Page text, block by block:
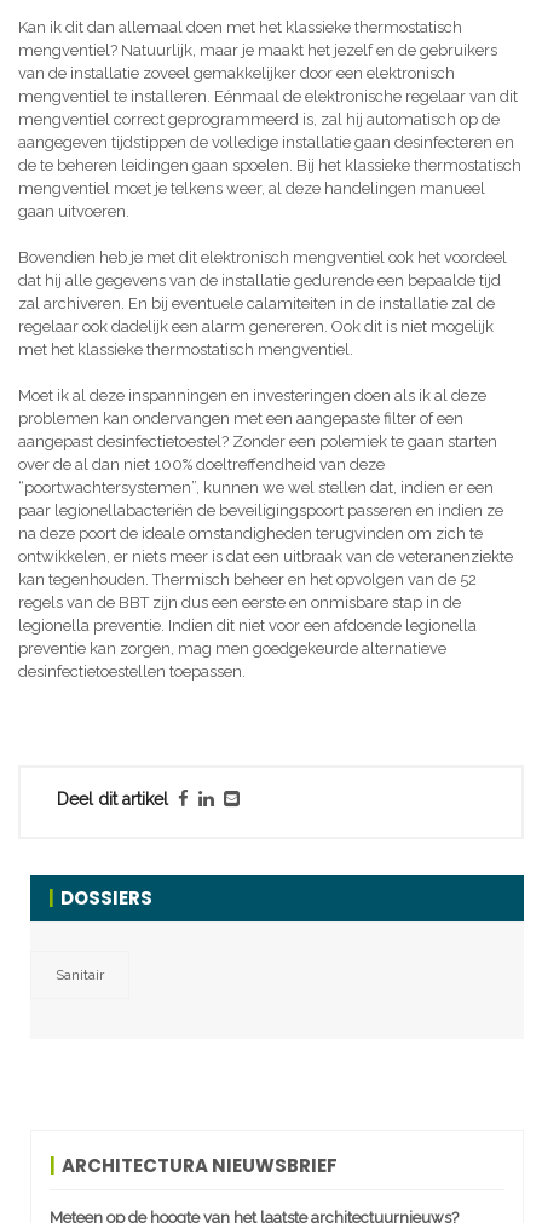
Kan ik dit dan allemaal doen met het klassieke thermostatisch
mengventiel? Natuurlijk, maar je maakt het jezelf en de gebruikers
van de installatie zoveel gemakkelijker door een elektronisch
mengventiel te installeren. Eénmaal de elektronische regelaar van dit
mengventiel correct geprogrammeerd is, zal hij automatisch op de
aangegeven tijdstippen de volledige installatie gaan desinfecteren en
de te beheren leidingen gaan spoelen. Bij het klassieke thermostatisch
mengventiel moet je telkens weer, al deze handelingen manueel
gaan uitvoeren.
Bovendien heb je met dit elektronisch mengventiel ook het voordeel
dat hij alle gegevens van de installatie gedurende een bepaalde tijd
zal archiveren. En bij eventuele calamiteiten in de installatie zal de
regelaar ook dadelijk een alarm genereren. Ook dit is niet mogelijk
met het klassieke thermostatisch mengventiel.
Moet ik al deze inspanningen en investeringen doen als ik al deze
problemen kan ondervangen met een aangepaste filter of een
aangepast desinfectietoestel? Zonder een polemiek te gaan starten
over de al dan niet 100% doeltreffendheid van deze
“poortwachtersystemen”, kunnen we wel stellen dat, indien er een
paar legionellabacteriën de beveiligingspoort passeren en indien ze
na deze poort de ideale omstandigheden terugvinden om zich te
ontwikkelen, er niets meer is dat een uitbraak van de veteranenziekte
kan tegenhouden. Thermisch beheer en het opvolgen van de 52
regels van de BBT zijn dus een eerste en onmisbare stap in de
legionella preventie. Indien dit niet voor een afdoende legionella
preventie kan zorgen, mag men goedgekeurde alternatieve
desinfectietoestellen toepassen.
Deel dit artikel
DOSSIERS
Sanitair
ARCHITECTURA NIEUWSBRIEF
Meteen op de hoogte van het laatste architectuurnieuws?